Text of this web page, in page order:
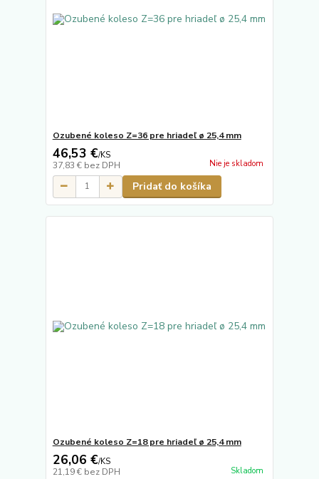
Ozubené koleso Z=36 pre hriadeľ ø 25,4 mm
46,53 €/KS
37,83 € bez DPH Nie je skladom
Pridať do košíka
Ozubené koleso Z=18 pre hriadeľ ø 25,4 mm
26,06 €/KS
21,19 € bez DPH Skladom